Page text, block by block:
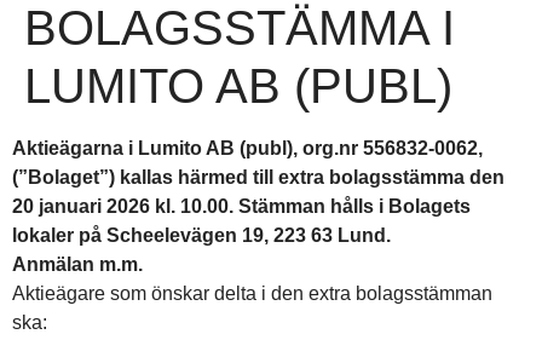
BOLAGSSTÄMMA I
LUMITO AB (PUBL)
Aktieägarna i Lumito AB (publ), org.nr 556832-0062,
(”Bolaget”) kallas härmed till extra bolagsstämma den
20 januari 2026 kl. 10.00. Stämman hålls i Bolagets
lokaler på Scheelevägen 19, 223 63 Lund.
Anmälan m.m.
Aktieägare som önskar delta i den extra bolagsstämman
ska: